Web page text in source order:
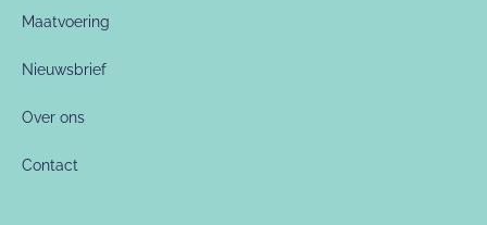
Maatvoering
Nieuwsbrief
Over ons
Contact